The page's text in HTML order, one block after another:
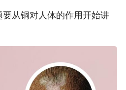
从铜对人体的作用开始讲